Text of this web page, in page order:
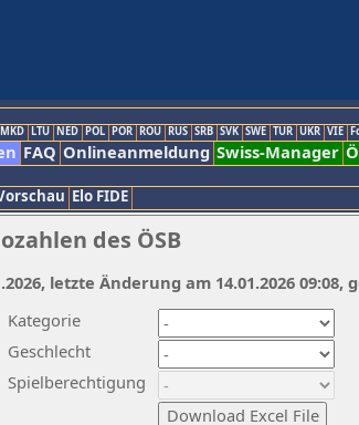
MKD LTU NED POL POR ROU RUS SRB SVK SWE TUR UKR VIE
FAQ Onlineanmeldung Swiss-Manager
Elo FIDE
des ÖSB
Kategorie
Geschlecht
Spielberechtigung
letzte Änderung am 14.01.2026